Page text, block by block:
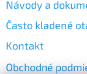
Návody a
Často kladené
Kontakt
Obchodné